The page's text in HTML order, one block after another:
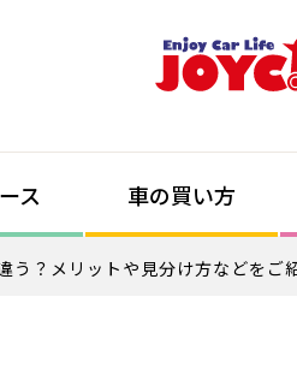
ス 車の買い方
う？メリットや見分け方などをご